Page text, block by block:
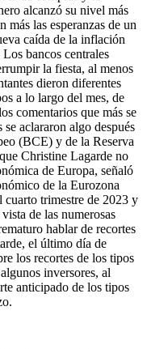
alcanzó su nivel más
más las esperanzas de un
caída de la inflación
bancos centrales
la fiesta, al menos
dieron diferentes
a lo largo del mes, de
comentarios que más se
se aclararon algo después
(BCE) y de la Reserva
Christine Lagarde no
de Europa, señaló
de la Eurozona
trimestre de 2023 y
de las numerosas
hablar de recortes
el último día de
los recortes de los tipos
inversores, al
anticipado de los tipos